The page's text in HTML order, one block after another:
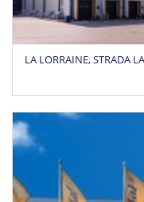
LA LORRAINE, STRADA